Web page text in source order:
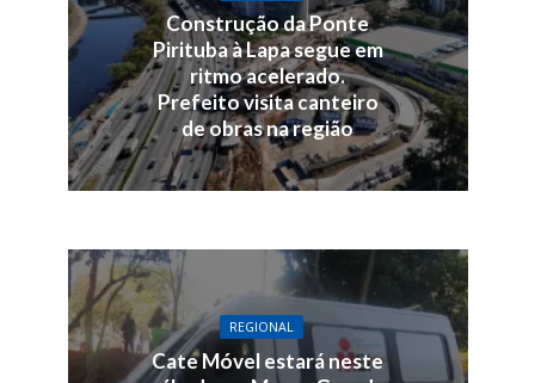
Construção da Ponte
Pirituba à Lapa segue em
ritmo acelerado.
Prefeito visita canteiro
de obras na região
REGIONAL
Cate Móvel estará neste